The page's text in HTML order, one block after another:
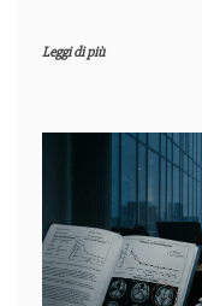
Leggi di più